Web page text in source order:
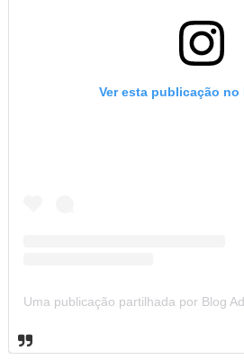
Ver esta publicação no